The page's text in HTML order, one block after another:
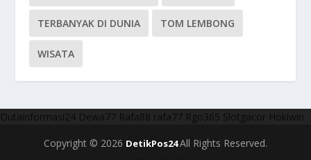
TERBANYAK DI DUNIA TOM LEMBONG
WISATA
Dutainformasi24 Dewa77 Rafa88 rafa77 Rgo365 Slotgacor Hokiwin
Copyright © 2026 DetikPos24All Rights Reserved.